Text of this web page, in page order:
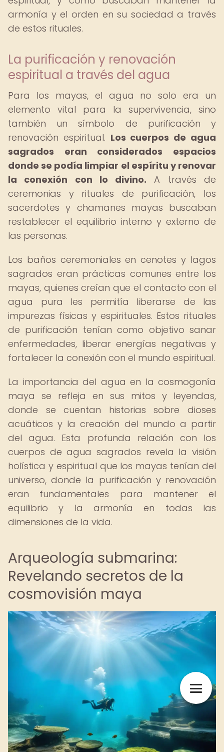
armonía y el orden en su sociedad a través
de estos rituales.
La purificación y renovación
espiritual a través del agua
Para los mayas, el agua no solo era un
elemento vital para la supervivencia, sino
también un símbolo de purificación y
renovación espiritual. Los cuerpos de agua
sagrados eran considerados espacios
donde se podía limpiar el espíritu y renovar
la conexión con lo divino. A través de
ceremonias y rituales de purificación, los
sacerdotes y chamanes mayas buscaban
restablecer el equilibrio interno y externo de
las personas.
Los baños ceremoniales en cenotes y lagos
sagrados eran prácticas comunes entre los
mayas, quienes creían que el contacto con el
agua pura les permitía liberarse de las
impurezas físicas y espirituales. Estos rituales
de purificación tenían como objetivo sanar
enfermedades, liberar energías negativas y
fortalecer la conexión con el mundo espiritual.
La importancia del agua en la cosmogonía
maya se refleja en sus mitos y leyendas,
donde se cuentan historias sobre dioses
acuáticos y la creación del mundo a partir
del agua. Esta profunda relación con los
cuerpos de agua sagrados revela la visión
holística y espiritual que los mayas tenían del
universo, donde la purificación y renovación
eran fundamentales para mantener el
equilibrio y la armonía en todas las
dimensiones de la vida.
Arqueología submarina:
Revelando secretos de la
cosmovisión maya